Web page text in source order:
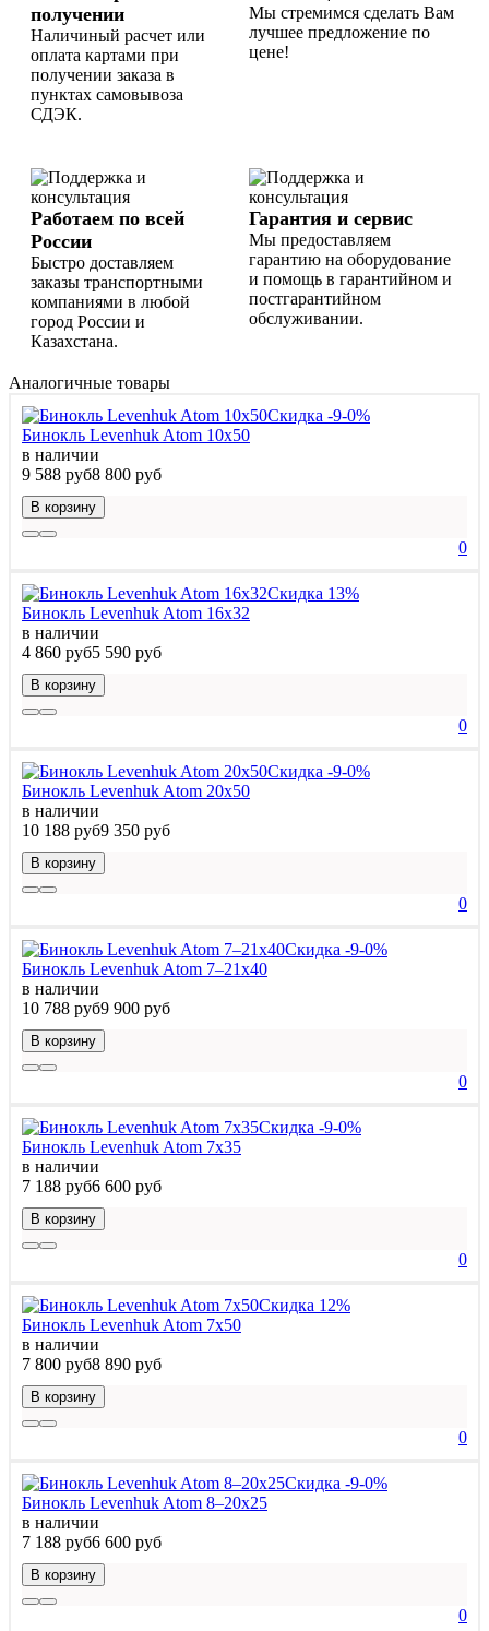
получении
Наличиный расчет или
оплата картами при
получении заказа в
пунктах самовывоза
СДЭК.
Мы стремимся сделать Вам
лучшее предложение по
цене!
Работаем по всей
России
Быстро доставляем
заказы транспортными
компаниями в любой
город России и
Казахстана.
Гарантия и сервис
Мы предоставляем
гарантию на оборудование
и помощь в гарантийном и
постгарантийном
обслуживании.
Аналогичные товары
Скидка -9-0%
Бинокль Levenhuk Atom 10x50
в наличии
9 588 руб8 800 руб
В корзину
0
Скидка 13%
Бинокль Levenhuk Atom 16x32
в наличии
4 860 руб5 590 руб
В корзину
0
Скидка -9-0%
Бинокль Levenhuk Atom 20x50
в наличии
10 188 руб9 350 руб
В корзину
0
Скидка -9-0%
Бинокль Levenhuk Atom 7–21x40
в наличии
10 788 руб9 900 руб
В корзину
0
Скидка -9-0%
Бинокль Levenhuk Atom 7x35
в наличии
7 188 руб6 600 руб
В корзину
0
Скидка 12%
Бинокль Levenhuk Atom 7x50
в наличии
7 800 руб8 890 руб
В корзину
0
Скидка -9-0%
Бинокль Levenhuk Atom 8–20x25
в наличии
7 188 руб6 600 руб
В корзину
0